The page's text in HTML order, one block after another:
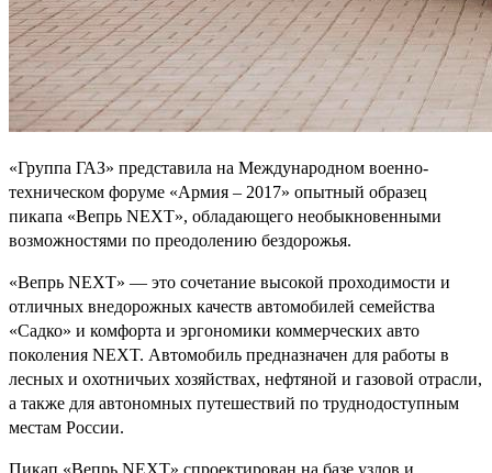
«Группа ГАЗ» представила на Международном военно-
техническом форуме «Армия – 2017» опытный образец
пикапа «Вепрь NEXT», обладающего необыкновенными
возможностями по преодолению бездорожья.
«Вепрь NEXT» — это сочетание высокой проходимости и
отличных внедорожных качеств автомобилей семейства
«Садко» и комфорта и эргономики коммерческих авто
поколения NEXT. Автомобиль предназначен для работы в
лесных и охотничьих хозяйствах, нефтяной и газовой отрасли,
а также для автономных путешествий по труднодоступным
местам России.
Пикап «Вепрь NEXT» спроектирован на базе узлов и